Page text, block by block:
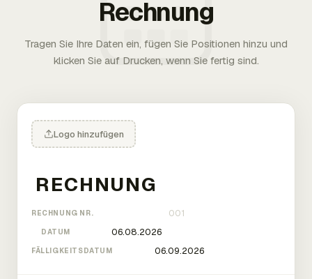
Rechnung
Tragen Sie Ihre Daten ein, fügen Sie Positionen hinzu und
klicken Sie auf Drucken, wenn Sie fertig sind.
Logo hinzufügen
RECHNUNG NR.
DATUM
FÄLLIGKEITSDATUM